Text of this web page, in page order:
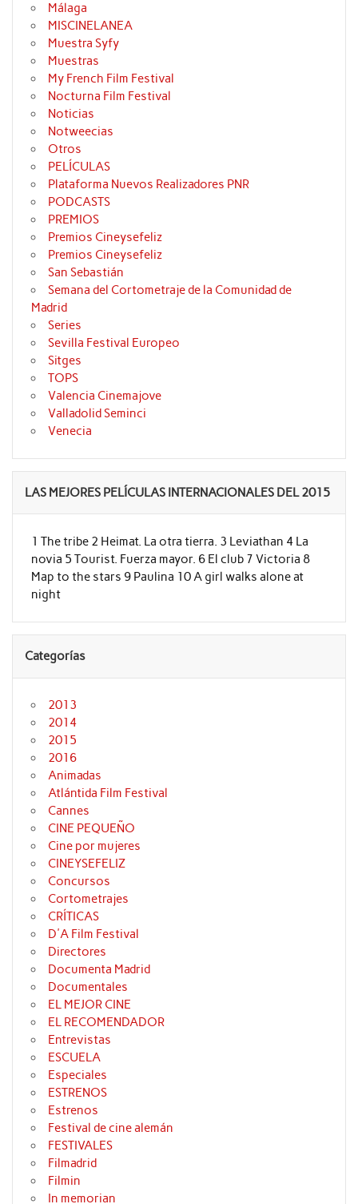
Málaga
MISCINELANEA
Muestra Syfy
Muestras
My French Film Festival
Nocturna Film Festival
Noticias
Notweecias
Otros
PELÍCULAS
Plataforma Nuevos Realizadores PNR
PODCASTS
PREMIOS
Premios Cineysefeliz
Premios Cineysefeliz
San Sebastián
Semana del Cortometraje de la Comunidad de
Madrid
Series
Sevilla Festival Europeo
Sitges
TOPS
Valencia Cinemajove
Valladolid Seminci
Venecia
LAS MEJORES PELÍCULAS INTERNACIONALES DEL 2015
1 The tribe 2 Heimat. La otra tierra. 3 Leviathan 4 La
novia 5 Tourist. Fuerza mayor. 6 El club 7 Victoria 8
Map to the stars 9 Paulina 10 A girl walks alone at
night
Categorías
2013
2014
2015
2016
Animadas
Atlántida Film Festival
Cannes
CINE PEQUEÑO
Cine por mujeres
CINEYSEFELIZ
Concursos
Cortometrajes
CRÍTICAS
D'A Film Festival
Directores
Documenta Madrid
Documentales
EL MEJOR CINE
EL RECOMENDADOR
Entrevistas
ESCUELA
Especiales
ESTRENOS
Estrenos
Festival de cine alemán
FESTIVALES
Filmadrid
Filmin
In memorian